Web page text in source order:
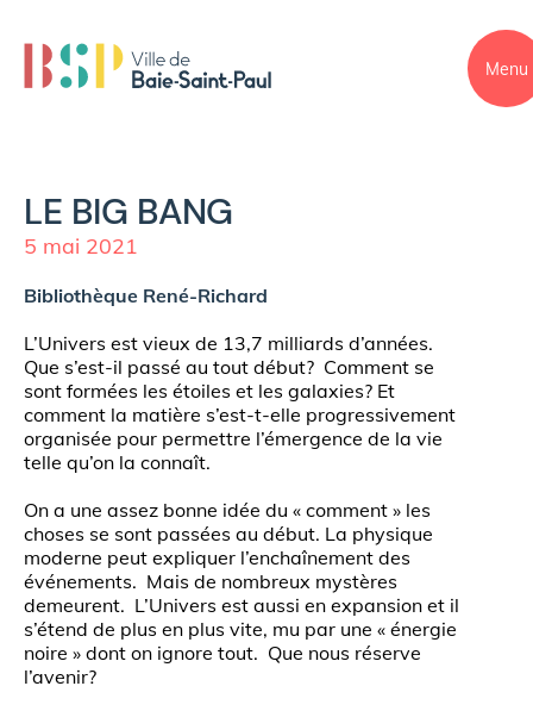
Menu
LE BIG BANG
5 mai 2021
Bibliothèque René-Richard
L’Univers est vieux de 13,7 milliards d’années.
Que s’est-il passé au tout début? Comment se
sont formées les étoiles et les galaxies? Et
comment la matière s’est-t-elle progressivement
organisée pour permettre l’émergence de la vie
telle qu’on la connaît.
On a une assez bonne idée du « comment » les
choses se sont passées au début. La physique
moderne peut expliquer l’enchaînement des
événements. Mais de nombreux mystères
demeurent. L’Univers est aussi en expansion et il
s’étend de plus en plus vite, mu par une « énergie
noire » dont on ignore tout. Que nous réserve
l’avenir?